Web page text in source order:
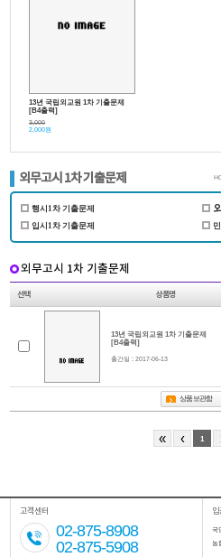
13년 국립외교원 1차 기출문제
[B4출력]
3,000
2,000원
외무고시 1차 기출문제
행시1차 기출문제
입시1차 기출문제
외무고시 1차 기출문제
선택 상품명
13년 국립외교원 1차 기출문제
[B4출력]
출간일 : 2017-06-13
상품 보관함
« ‹ 1
고객센터
02-875-8908
02-875-5908
국
농